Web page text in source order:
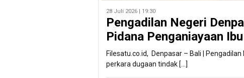
28 Juli 2026 | 19:30
Pengadilan Negeri
Pidana Penganiayaan
Filesatu.co.id, Denpasar – Bali |
perkara dugaan tindak […]